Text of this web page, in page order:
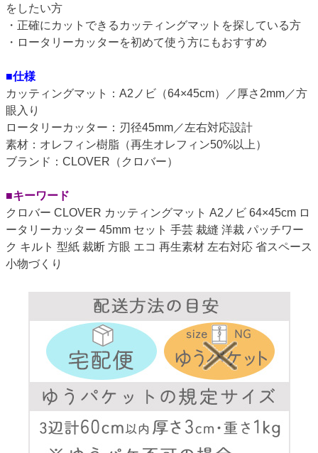
をしたい方
・正確にカットできるカッティングマットを探している方
・ロータリーカッターを初めて使う方にもおすすめ
■仕様
カッティングマット：A2ノビ（64×45cm）／厚さ2mm／方
眼入り
ロータリーカッター：刃径45mm／左右対応設計
素材：オレフィン樹脂（再生オレフィン50%以上）
ブランド：CLOVER（クロバー）
■キーワード
クロバー CLOVER カッティングマット A2ノビ 64×45cm ロ
ータリーカッター 45mm セット 手芸 裁縫 洋裁 パッチワー
ク キルト 型紙 裁断 方眼 エコ 再生素材 左右対応 省スペース
小物づくり